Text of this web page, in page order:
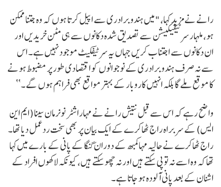
رانے نے مزید کہا، "میں ہندو برادری سے اپیل کرتا ہوں کہ وہ جتنا ممکن
ہو، ملہار سرٹیفیکیشن سے تصدیق شدہ دکانوں سے ہی مٹن خریدیں اور
ان دکانوں سے اجتناب کریں جہاں یہ سرٹیفکیٹ موجود نہیں ہے۔ اس
سے نہ صرف ہندو برادری کے نوجوانوں کو اقتصادی طور پر مضبوط ہونے
کا موقع ملے گا بلکہ انہیں کاروبار کے بہتر مواقع بھی فراہم ہوں گے۔‘‘
واضح رہے کہ اس سے قبل نتیش رانے نے مہاراشٹر نونرمان سینا (ایم این
ایس) کے سربراہ راج ٹھاکرے کے ایک بیان پر بھی سخت ردعمل دیا تھا۔
راج ٹھاکرے نے حالیہ مہاکمبھ کے دوران گنگا کے پانی کے بارے میں کہا
تھا کہ وہ اسے نہ تو پی سکتے ہیں اور نہ چھو سکتے ہیں، کیونکہ لاکھوں افراد کے
اشنان کے بعد پانی آلودہ ہو جاتا ہے۔